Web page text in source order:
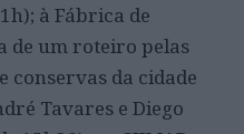
à Fábrica de
de um roteiro pelas
conservas da cidade
Tavares e Diego